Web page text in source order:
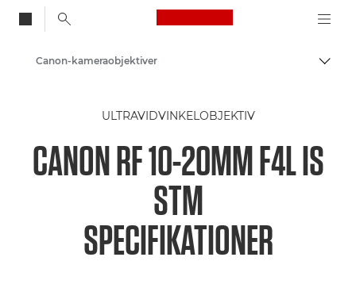
Canon Logo, back
Skift
Canon-kameraobjektiver
ULTRAVIDVINKELOBJEKTIV
CANON RF 10-20MM F4L IS
STM
SPECIFIKATIONER